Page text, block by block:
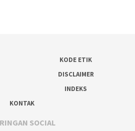
KODE ETIK
DISCLAIMER
INDEKS
KONTAK
SOCIAL